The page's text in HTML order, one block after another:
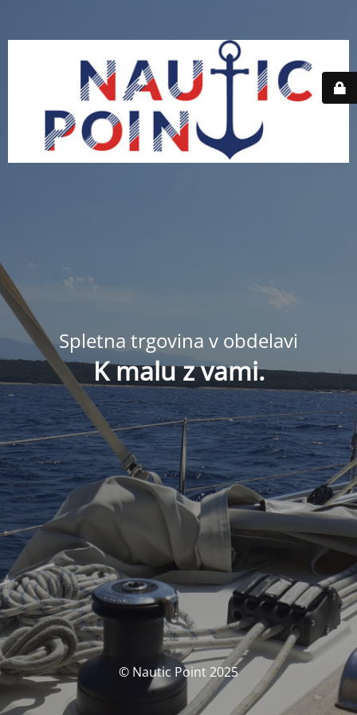
Spletna trgovina v obdelavi
K malu z vami.
© Nautic Point 2025